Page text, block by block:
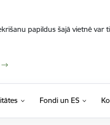
papildus šajā vietnē
Fondi un ES